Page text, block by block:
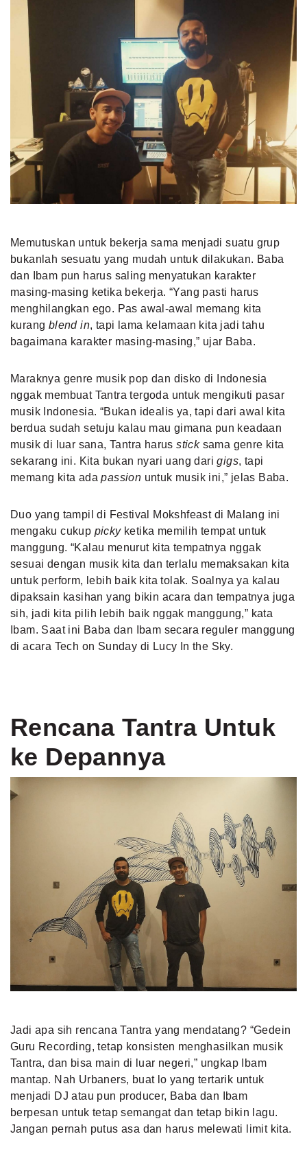
Memutuskan untuk bekerja sama menjadi suatu grup
bukanlah sesuatu yang mudah untuk dilakukan. Baba
dan Ibam pun harus saling menyatukan karakter
masing-masing ketika bekerja. “Yang pasti harus
menghilangkan ego. Pas awal-awal memang kita
kurang blend in, tapi lama kelamaan kita jadi tahu
bagaimana karakter masing-masing,” ujar Baba.
Maraknya genre musik pop dan disko di Indonesia
nggak membuat Tantra tergoda untuk mengikuti pasar
musik Indonesia. “Bukan idealis ya, tapi dari awal kita
berdua sudah setuju kalau mau gimana pun keadaan
musik di luar sana, Tantra harusstick sama genre kita
sekarang ini. Kita bukan nyari uang darigigs, tapi
memang kita adapassion untuk musik ini,” jelas Baba.
Duo yang tampil di Festival Mokshfeast di Malang ini
mengaku cukup picky ketika memilih tempat untuk
manggung. “Kalau menurut kita tempatnya nggak
sesuai dengan musik kita dan terlalu memaksakan kita
untuk perform, lebih baik kita tolak. Soalnya ya kalau
dipaksain kasihan yang bikin acara dan tempatnya juga
sih, jadi kita pilih lebih baik nggak manggung,” kata
Ibam. Saat ini Baba dan Ibam secara reguler manggung
di acara Tech on Sunday di Lucy In the Sky.
Rencana Tantra Untuk
ke Depannya
Jadi apa sih rencana Tantra yang mendatang? “Gedein
Guru Recording, tetap konsisten menghasilkan musik
Tantra, dan bisa main di luar negeri,” ungkap Ibam
mantap. Nah Urbaners, buat lo yang tertarik untuk
menjadi DJ atau pun producer, Baba dan Ibam
berpesan untuk tetap semangat dan tetap bikin lagu.
Jangan pernah putus asa dan harus melewati limit kita.